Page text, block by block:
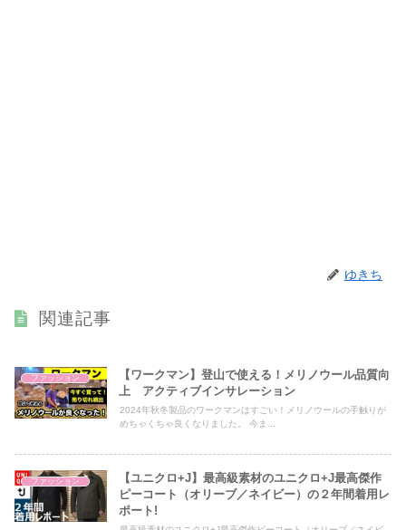
ゆきち
関連記事
ファッション
【ワークマン】登山で使える！メリノウール品質向
上 アクティブインサレーション
2024年秋冬製品のワークマンはすごい！メリノウールの手触りが
めちゃくちゃ良くなりました。 今ま...
ファッション
【ユニクロ+J】最高級素材のユニクロ+J最高傑作
ピーコート（オリーブ／ネイビー）の２年間着用レ
ポート!